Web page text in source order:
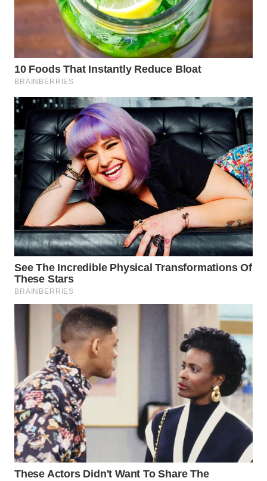
WAHANA
Wahana
Network
KONSUMEN
LISTRIK
MASYARAKAT
KELISTRIKAN
WALINKI
MAWAKA
ID
MARTABAT
MKLI
LPKKI
LKKI
KOPEKLIN